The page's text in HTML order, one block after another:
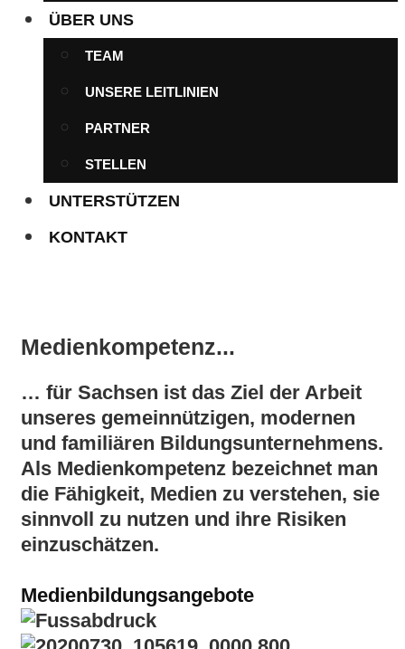
ÜBER UNS
TEAM
UNSERE LEITLINIEN
PARTNER
STELLEN
UNTERSTÜTZEN
KONTAKT
Medienkompetenz...
… für Sachsen ist das Ziel der Arbeit
unseres gemeinnützigen, modernen
und familiären Bildungsunternehmens.
Als Medienkompetenz bezeichnet man
die Fähigkeit, Medien zu verstehen, sie
sinnvoll zu nutzen und ihre Risiken
einzuschätzen.
Medienbildungsangebote